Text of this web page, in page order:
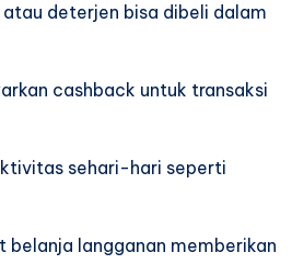
atau deterjen bisa dibeli dalam
cashback untuk transaksi
sehari-hari seperti
langganan memberikan